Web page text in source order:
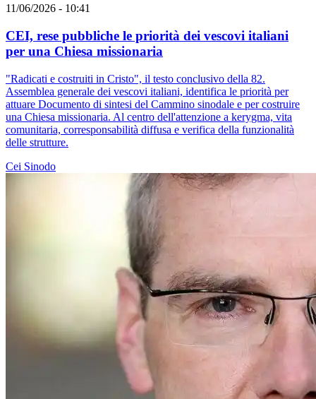
11/06/2026 - 10:41
CEI, rese pubbliche le priorità dei vescovi italiani
per una Chiesa missionaria
"Radicati e costruiti in Cristo", il testo conclusivo della 82.
Assemblea generale dei vescovi italiani, identifica le priorità per
attuare Documento di sintesi del Cammino sinodale e per costruire
una Chiesa missionaria. Al centro dell'attenzione a kerygma, vita
comunitaria, corresponsabilità diffusa e verifica della funzionalità
delle strutture.
Cei Sinodo